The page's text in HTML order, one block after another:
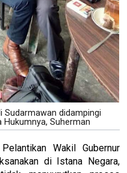
Sudarmawan didampingi
Hukumnya, Suherman
Wakil Gubernur
di Istana Negara,